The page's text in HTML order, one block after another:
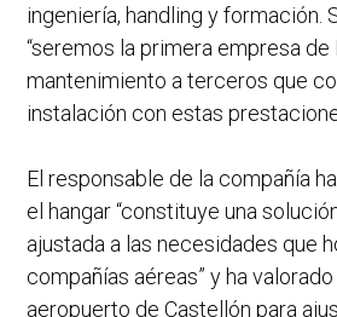
ingeniería, handling y formación.
“seremos la primera empresa de
mantenimiento a terceros que
instalación con estas
El responsable de la compañía
el hangar “constituye una
ajustada a las necesidades que
compañías aéreas” y ha
aeropuerto de Castellón para